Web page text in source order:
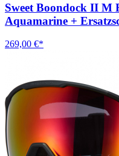
Sweet Boondock II M
Aquamarine +
269,00 €*